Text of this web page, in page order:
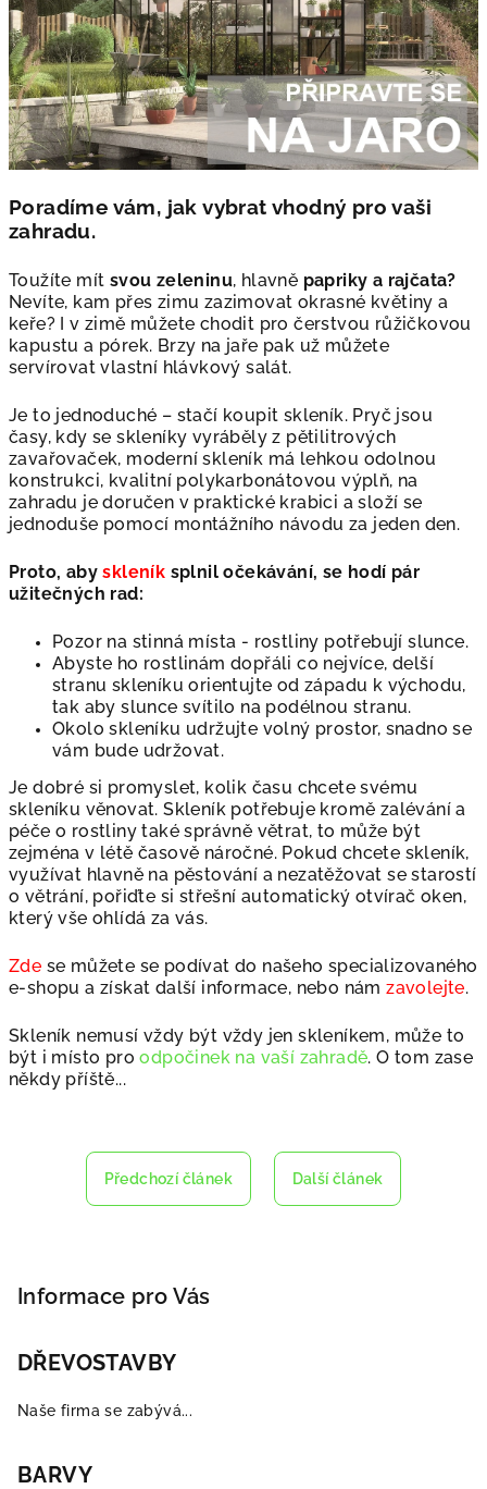
Poradíme vám, jak vybrat vhodný pro vaši
zahradu.
Toužíte mít svou zeleninu, hlavně papriky a rajčata?
Nevíte, kam přes zimu zazimovat okrasné květiny a
keře? I v zimě můžete chodit pro čerstvou růžičkovou
kapustu a pórek. Brzy na jaře pak už můžete
servírovat vlastní hlávkový salát.
Je to jednoduché – stačí koupit skleník. Pryč jsou
časy, kdy se skleníky vyráběly z pětilitrových
zavařovaček, moderní skleník má lehkou odolnou
konstrukci, kvalitní polykarbonátovou výplň, na
zahradu je doručen v praktické krabici a složí se
jednoduše pomocí montážního návodu za jeden den.
Proto, abyskleník splnil očekávání, se hodí pár
užitečných rad:
Pozor na stinná místa - rostliny potřebují slunce.
Abyste ho rostlinám dopřáli co nejvíce, delší
stranu skleníku orientujte od západu k východu,
tak aby slunce svítilo na podélnou stranu.
Okolo skleníku udržujte volný prostor, snadno se
vám bude udržovat.
Je dobré si promyslet, kolik času chcete svému
skleníku věnovat. Skleník potřebuje kromě zalévání a
péče o rostliny také správně větrat, to může být
zejména v létě časově náročné. Pokud chcete skleník,
využívat hlavně na pěstování a nezatěžovat se starostí
o větrání, pořiďte si střešní automatický otvírač oken,
který vše ohlídá za vás.
Zde se můžete se podívat do našeho specializovaného
e-shopu a získat další informace, nebo námzavolejte.
Skleník nemusí vždy být vždy jen skleníkem, může to
být i místo proodpočinek na vaší zahradě. O tom zase
někdy příště...
Předchozí článek Další článek
Informace pro Vás
DŘEVOSTAVBY
Naše firma se zabývá...
BARVY